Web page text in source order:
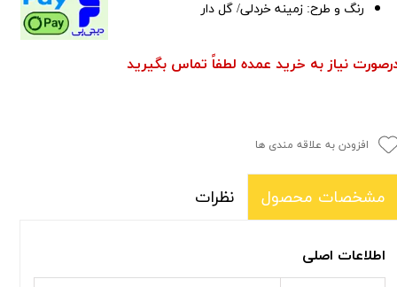
رنگ و طرح: زمینه خردلی/ گل دار
نیاز به خرید عمده لطفاً تماس بگیرید
افزودن به علاقه مندی ها
مشخصات محصول نظرات
اطلاعات اصلی